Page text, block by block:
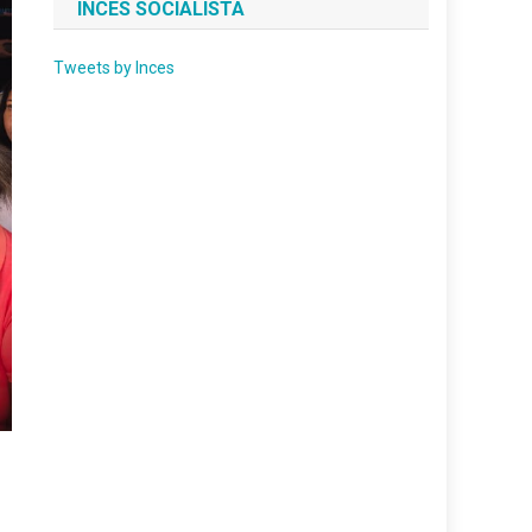
INCES SOCIALISTA
Tweets by Inces